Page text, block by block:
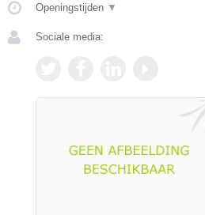
Openingstijden ▼
Sociale media: